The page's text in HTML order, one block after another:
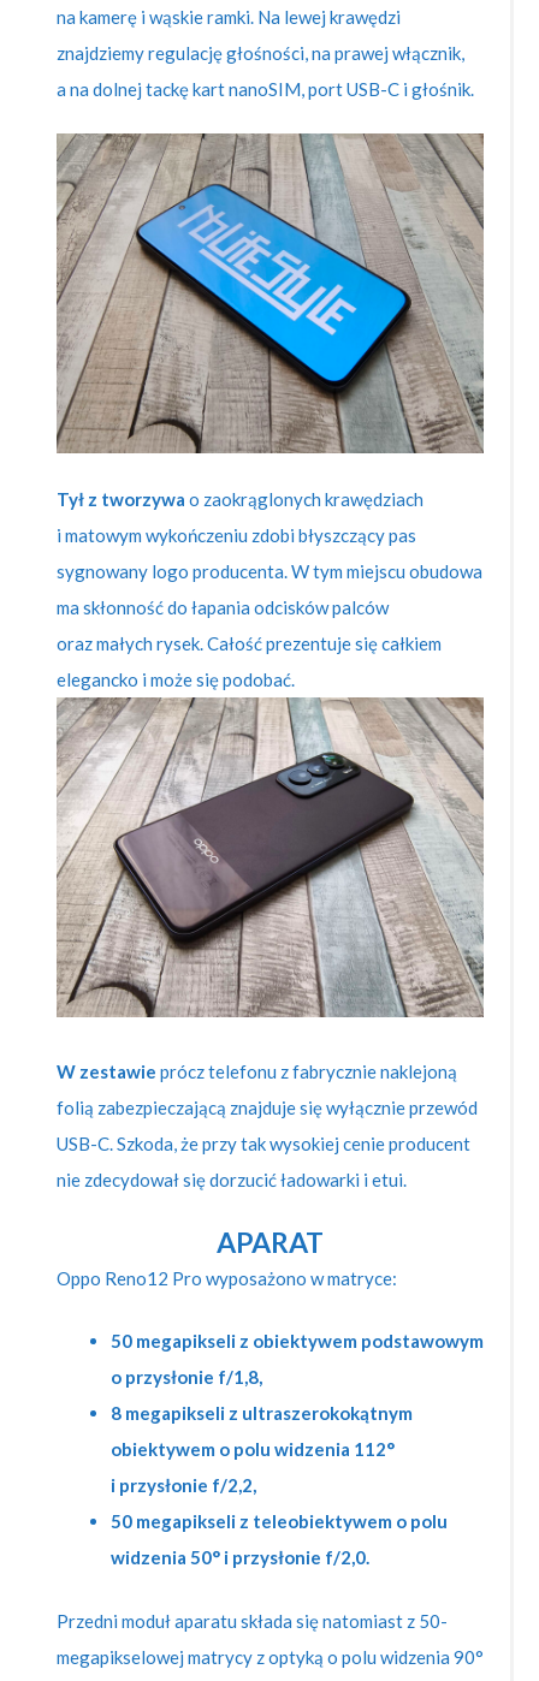
na kamerę i wąskie ramki. Na lewej krawędzi
znajdziemy regulację głośności, na prawej włącznik,
a na dolnej tackę kart nanoSIM, port USB-C i głośnik.
Tył z tworzywa o zaokrąglonych krawędziach
i matowym wykończeniu zdobi błyszczący pas
sygnowany logo producenta. W tym miejscu obudowa
ma skłonność do łapania odcisków palców
oraz małych rysek. Całość prezentuje się całkiem
elegancko i może się podobać.
W zestawie prócz telefonu z fabrycznie naklejoną
folią zabezpieczającą znajduje się wyłącznie przewód
USB-C. Szkoda, że przy tak wysokiej cenie producent
nie zdecydował się dorzucić ładowarki i etui.
APARAT
Oppo Reno12 Pro wyposażono w matryce:
50 megapikseli z obiektywem podstawowym
o przysłonie f/1,8,
8 megapikseli z ultraszerokokątnym
obiektywem o polu widzenia 112°
i przysłonie f/2,2,
50 megapikseli z teleobiektywem o polu
widzenia 50° i przysłonie f/2,0.
Przedni moduł aparatu składa się natomiast z 50-
megapikselowej matrycy z optyką o polu widzenia 90°